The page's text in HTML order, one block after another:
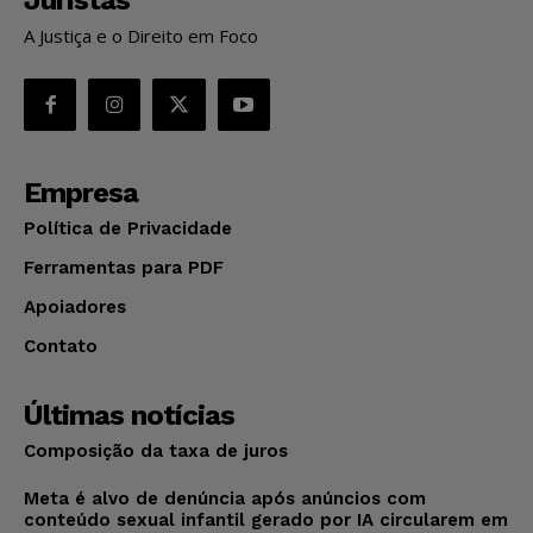
A Justiça e o Direito em Foco
Empresa
Política de Privacidade
Ferramentas para PDF
Apoiadores
Contato
Últimas notícias
Composição da taxa de juros
Meta é alvo de denúncia após anúncios com
conteúdo sexual infantil gerado por IA circularem em